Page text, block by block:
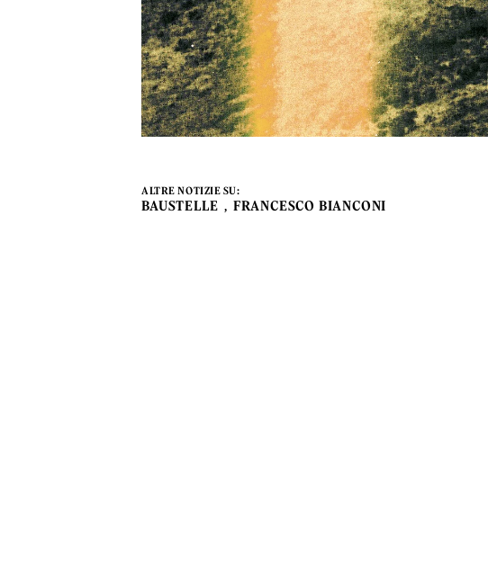
ALTRE NOTIZIE SU:
BAUSTELLE FRANCESCO BIANCONI